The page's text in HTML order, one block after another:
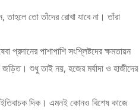
তো তাঁদের রোখা যাবে না। তাঁরা
পাশাপাশি সংশ্লিষ্টদের ক্ষমতায়ন
শুধু তাই নয়, হজের মর্যাদা ও হাজীদের
ইতিবাচক দিক। এমনই কোনও বিশেষ কাজে